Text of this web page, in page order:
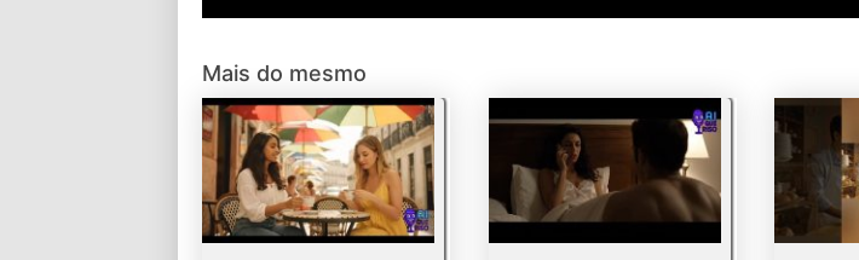
Mais do mesmo